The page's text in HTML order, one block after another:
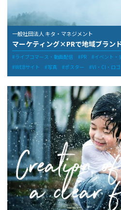
一般社団法人 キタ・マネジメント
マーケティング×PRで地域ブラン
ライブコマース・動画配信 PR イベント・
WEBサイト
写真 ポスター VI・CI・ロゴ